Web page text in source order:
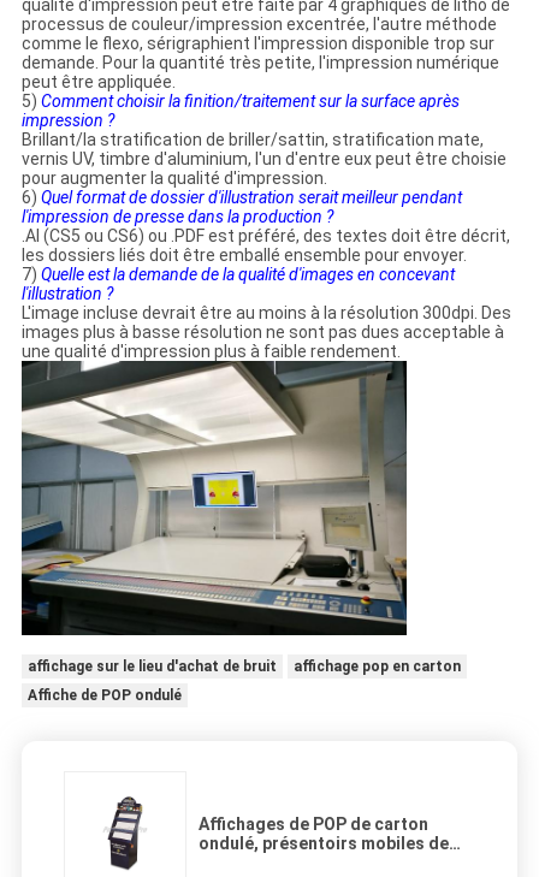
qualité d'impression peut être faite par 4 graphiques de litho de
processus de couleur/impression excentrée, l'autre méthode
comme le flexo, sérigraphient l'impression disponible trop sur
demande. Pour la quantité très petite, l'impression numérique
peut être appliquée.
5) Comment choisir la finition/traitement sur la surface après
impression ?
Brillant/la stratification de briller/sattin, stratification mate,
vernis UV, timbre d'aluminium, l'un d'entre eux peut être choisie
pour augmenter la qualité d'impression.
6) Quel format de dossier d'illustration serait meilleur pendant
l'impression de presse dans la production ?
.AI (CS5 ou CS6) ou .PDF est préféré, des textes doit être décrit,
les dossiers liés doit être emballé ensemble pour envoyer.
7) Quelle est la demande de la qualité d'images en concevant
l'illustration ?
L'image incluse devrait être au moins à la résolution 300dpi. Des
images plus à basse résolution ne sont pas dues acceptable à
une qualité d'impression plus à faible rendement.
affichage sur le lieu d'achat de bruit
affichage pop en carton
Affiche de POP ondulé
Affichages de POP de carton
ondulé, présentoirs mobiles de